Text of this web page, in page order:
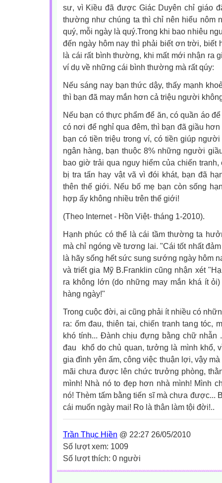
sư, vì Kiều đã được Giác Duyên chỉ giáo
thường như chúng ta thì chỉ nên hiểu nôm
quý, mỗi ngày là quý.Trong khi bao nhiêu
đến ngày hôm nay thì phải biết ơn trời, biết
là cái rất bình thường, khi mất mới nhận ra
ví dụ về những cái bình thường mà rất qúy:
Nếu sáng nay bạn thức dậy, thấy mạnh
thì bạn đã may mắn hơn cả triệu người
Nếu bạn có thực phẩm để ăn, có quần áo
có nơi để nghỉ qua đêm, thì bạn đã giầu
bạn có tiền triệu trong ví, có tiền giúp
ngân hàng, bạn thuộc 8% những người
bao giờ trải qua nguy hiểm của chiến
bị tra tấn hay vật vã vì đói khát, bạn đã
thên thế giới. Nếu bố mẹ bạn còn sống
hợp ấy không nhiều trên thế
(Theo Internet - Hồn Việt- tháng 1-2010).
Hạnh phúc có thể là cái tầm thường ta
mà chỉ ngóng về tương lai. "Cái tốt nhất
là hãy sống hết sức sung sướng ngày hôm
và triết gia Mỹ B.Franklin cũng nhận xét
ra không lớn (do những may mắn khá ít
hàng ngày!"
Trong cuộc đời, ai cũng phải ít nhiều có
ra: ốm đau, thiên tai, chiến tranh tang tóc,
khó tính... Đành chịu đựng bằng chữ nhẫn
đau khổ do chủ quan, tưởng là mình khổ,
gia đình yên ấm, công việc thuận lợi, vậy
mãi chưa được lên chức trưởng phòng,
mình! Nhà nó to đẹp hơn nhà mình! Mình
nó! Thèm tấm bằng tiến sĩ mà chưa được...
cái muốn ngày mai! Ro là thân làm tội đời!..
Trần Thục Hiền @ 22:27 26/05/2010
Số lượt xem: 1009
Số lượt thích: 0 người